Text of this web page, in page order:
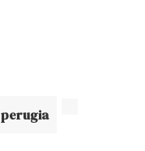
perugia